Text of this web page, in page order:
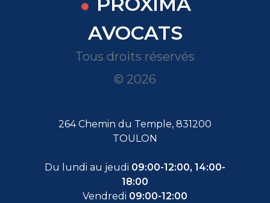
AVOCATS
Tous droits réservés
© 2026
264 Chemin du Temple, 831200
TOULON
Du lundi au jeudi 09:00-12:00, 14:00-
18:00
Vendredi 09:00-12:00